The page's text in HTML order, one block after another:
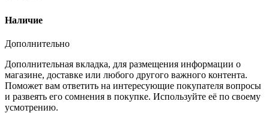
Наличие
Дополнительно
Дополнительная вкладка, для размещения информации о
магазине, доставке или любого другого важного контента.
Поможет вам ответить на интересующие покупателя вопросы
и развеять его сомнения в покупке. Используйте её по своему
усмотрению.